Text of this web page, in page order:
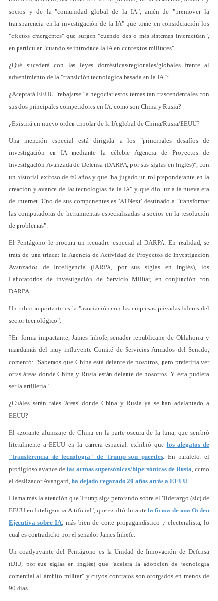
socios y de la "comunidad global de la IA", amén de "promover la
transparencia en la investigación de la IA" que tome en consideración los
"efectos emergentes" que surgen "cuando dos o más sistemas interactúan",
en particular "cuando se introduce la IA en contextos militares".
¿Qué sucederá con las leyes domésticas/regionales/globales frente al
advenimiento de la "transición tecnológica basada en la IA"?
¿Aceptará EEUU "rebajarse" a negociar estos temas tan trascendentales con
sus dos principales competidores en IA, como son China y Rusia?
¿Existirá un nuevo orden tripolar de la IA global de China/Rusia/EEUU?
Una mención especial está dirigida a los "principales desafíos de
investigación en IA mediante la célebre Agencia de Proyectos de
Investigación Avanzada de Defensa (DARPA, por sus siglas en inglés)", con
un historial exitoso de 60 años y que "ha jugado un rol preponderante en la
creación y avance de las tecnologías de la IA" y que dio luz a la nueva era
de internet. Uno de sus componentes es 'AI Next' destinado a "transformar
las computadoras de herramientas especializadas a socios en la resolución
de problemas".
El Pentágono le procura un recuadro especial al DARPA. En realidad, se
trata de una triada: la Agencia de Actividad de Proyectos de Investigación
Avanzados de Inteligencia (IARPA, por sus siglas en inglés), los
Laboratorios de investigación de Servicio Militar, en conjunción con
DARPA.
Un rubro importante es la "asociación con las empresas privadas lideres del
sector tecnológico".
?En forma impactante, James Inhofe, senador republicano de Oklahoma y
mandamás del muy influyente Comité de Servicios Armados del Senado,
comentó: "Sabemos que China está delante de nosotros, pero preferiría ver
otras áreas donde China y Rusia están delante de nosotros. Y esta pudiera
ser la artillería".
¿Cuáles serán tales 'áreas' donde China y Rusia ya se han adelantado a
EEUU?
El azorante alunizaje de China en la parte oscura de la luna, que sembró
literalmente a EEUU en la carrera espacial, exhibió que los alegatos de
"transferencia de tecnología" de Trump son pueriles. En paralelo, el
prodigioso avance delas armas supersónicas/hipersónicas de Rusia, como
el deslizador Avangard, ha dejado regazado 20 años atrás a EEUU.
Llama más la atención que Trump siga perorando sobre el "liderazgo (sic) de
EEUU en Inteligencia Artificial", que exultó durantela firma de una Orden
Ejecutiva sobre IA, más bien de corte propagandístico y electoralista, lo
cual es contradicho por el senador James Inhofe.
Un coadyuvante del Pentágono es la Unidad de Innovación de Defensa
(DIU, por sus siglas en inglés) que "acelera la adopción de tecnología
comercial al ámbito militar" y cuyos contratos son otorgados en menos de
90 días.